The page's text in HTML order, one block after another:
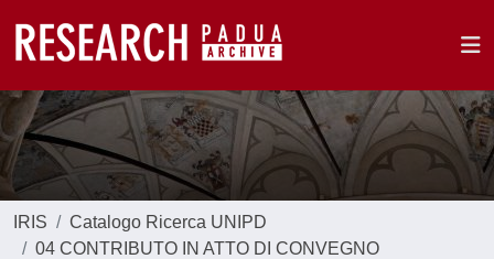
IRIS
Catalogo Ricerca UNIPD
04 CONTRIBUTO IN ATTO DI CONVEGNO